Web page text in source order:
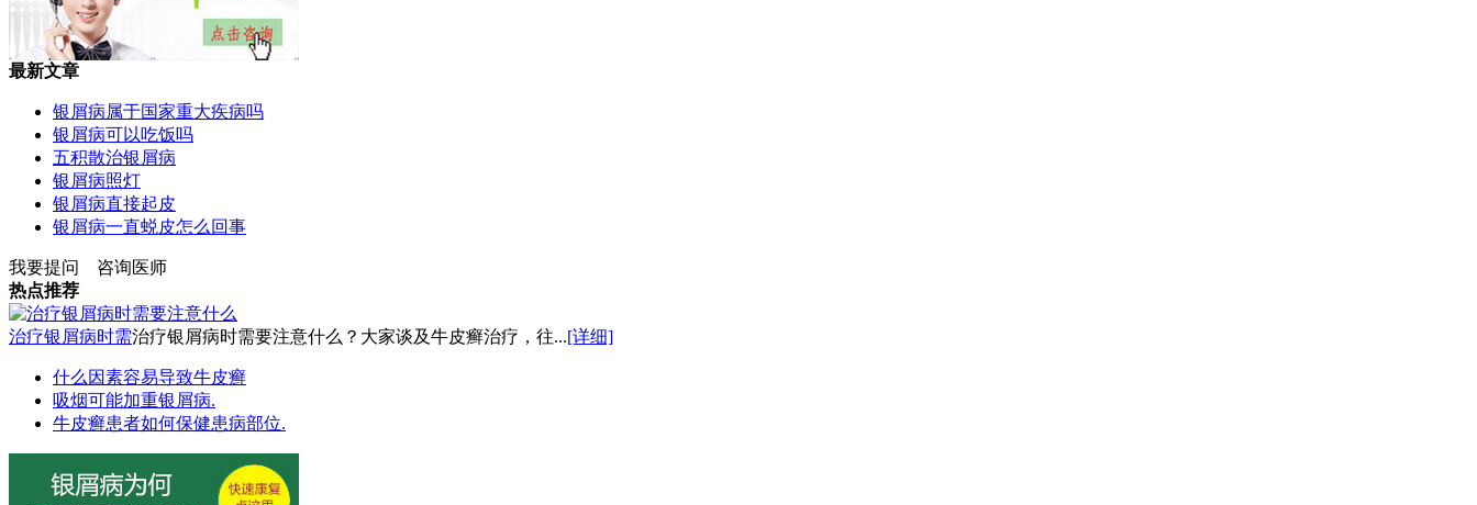
最新文章
银屑病属于国家重大疾病吗
银屑病可以吃饭吗
五积散治银屑病
银屑病照灯
银屑病直接起皮
银屑病一直蜕皮怎么回事
我要提问
咨询医师
热点推荐
治疗银屑病时需治疗银屑病时需要注意什么？大家谈及牛皮癣治疗，往...[详细]
什么因素容易导致牛皮癣
吸烟可能加重银屑病.
牛皮癣患者如何保健患病部位.